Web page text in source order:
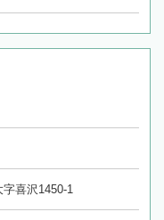
喜沢1450-1